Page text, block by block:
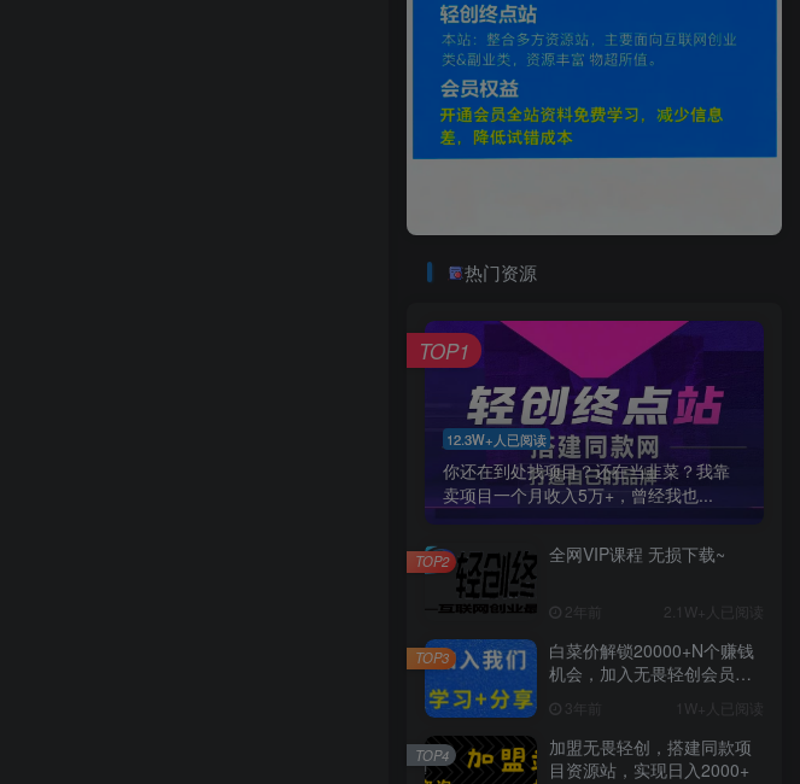
热门资源
12.3W+人已阅读
你还在到处找项目？还在当韭菜？我靠
卖项目一个月收入5万+，曾经我也...
TOP1
全网VIP课程 无损下载~
2年前 2.1W+人已阅读
TOP2
白菜价解锁20000+N个赚钱
机会，加入无畏轻创会员，
3年前 1W+人已阅读
TOP3
加盟无畏轻创，搭建同款项
目资源站，实现日入2000+
TOP4